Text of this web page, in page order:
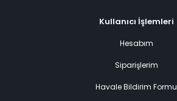
Kullanıcı İşlemleri
Hesabım
Siparişlerim
Havale Bildirim Formu